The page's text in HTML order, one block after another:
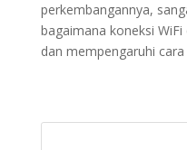
perkembangannya,
bagaimana koneksi
dan mempengaruhi